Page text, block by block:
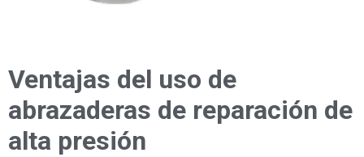
Ventajas del uso de
abrazaderas de reparación de
alta presión